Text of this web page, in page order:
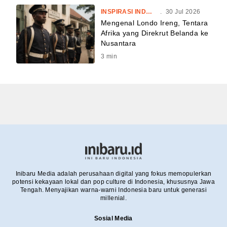
INSPIRASI INDONESIA 30 Jul 2026
Mengenal Londo Ireng, Tentara
Afrika yang Direkrut Belanda ke
Nusantara
3 min
Inibaru Media adalah perusahaan digital yang fokus memopulerkan
potensi kekayaan lokal dan pop culture di Indonesia, khususnya Jawa
Tengah. Menyajikan warna-warni Indonesia baru untuk generasi
millenial.
Sosial Media